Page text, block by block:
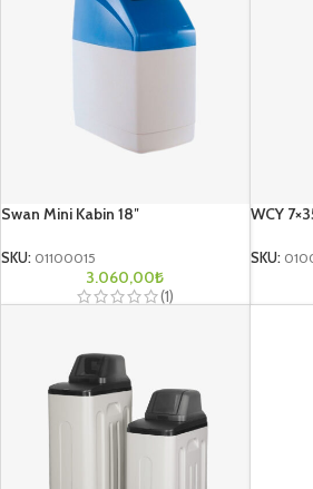
Swan Mini Kabin 18″
SKU: 01100015
3.060,00₺
(1)
WCY
SKU: